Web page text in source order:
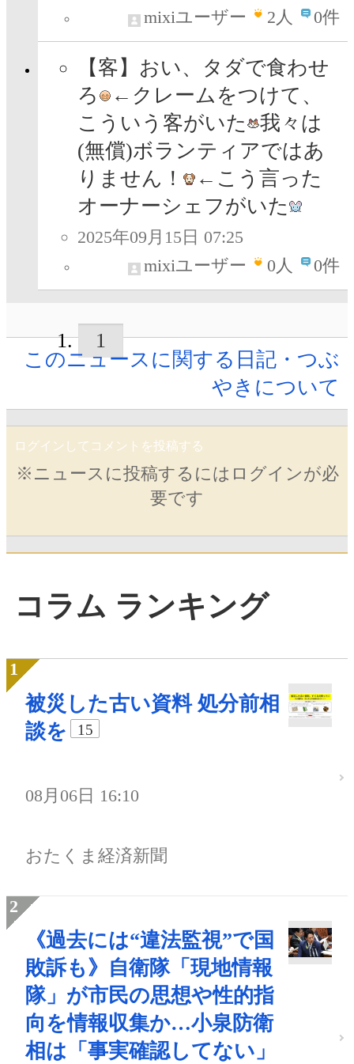
mixiユーザー
2人 0件
【客】おい、タダで食わせ
ろ
←クレームをつけて、
こういう客がいた
我々は
(無償)ボランティアではあ
りません！
←こう言った
オーナーシェフがいた
2025年09月15日 07:25
mixiユーザー
0人 0件
1
このニュースに関する日記・つぶ
やきについて
ログインしてコメントを投稿する
※ニュースに投稿するにはログインが必
要です
コラム ランキング
被災した古い資料 処分前相
談を
15
08月06日 16:10
おたくま経済新聞
《過去には“違法監視”で国
敗訴も》自衛隊「現地情報
隊」が市民の思想や性的指
向を情報収集か…小泉防衛
相は「事実確認してない」